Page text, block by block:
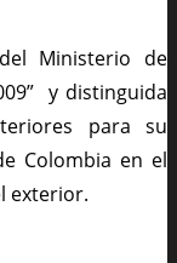
Ministerio de
y distinguida
para su
Colombia en el
exterior.